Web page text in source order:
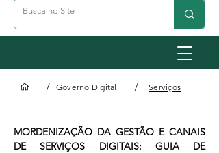
/ Governo Digital / Serviços
MORDENIZAÇÃO DA GESTÃO E CANAIS
DE SERVIÇOS DIGITAIS: GUIA DE